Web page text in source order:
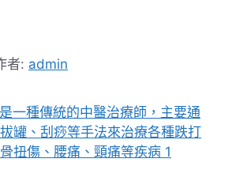
者: admin